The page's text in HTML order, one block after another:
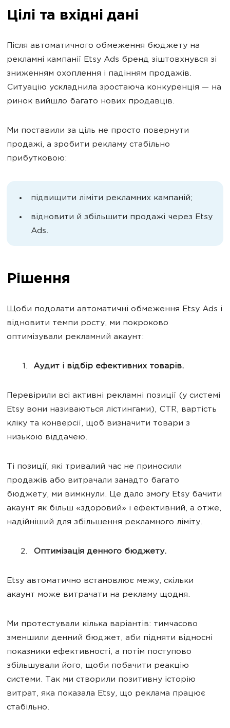
Цілі та вхідні дані
Після автоматичного обмеження бюджету на
рекламні кампанії Etsy Ads бренд зіштовхнувся зі
зниженням охоплення і падінням продажів.
Ситуацію ускладнила зростаюча конкуренція — на
ринок вийшло багато нових продавців.
Ми поставили за ціль не просто повернути
продажі, а зробити рекламу стабільно
прибутковою:
підвищити ліміти рекламних кампаній;
відновити й збільшити продажі через Etsy
Ads.
Рішення
Щоби подолати автоматичні обмеження Etsy Ads і
відновити темпи росту, ми покроково
оптимізували рекламний акаунт:
Аудит і відбір ефективних товарів.
Перевірили всі активні рекламні позиції (у системі
Etsy вони називаються лістингами), CTR, вартість
кліку та конверсії, щоб визначити товари з
низькою віддачею.
Ті позиції, які тривалий час не приносили
продажів або витрачали занадто багато
бюджету, ми вимкнули. Це дало змогу Etsy бачити
акаунт як більш «здоровий» і ефективний, а отже,
надійніший для збільшення рекламного ліміту.
Оптимізація денного бюджету.
Etsy автоматично встановлює межу, скільки
акаунт може витрачати на рекламу щодня.
Ми протестували кілька варіантів: тимчасово
зменшили денний бюджет, аби підняти відносні
показники ефективності, а потім поступово
збільшували його, щоби побачити реакцію
системи. Так ми створили позитивну історію
витрат, яка показала Etsy, що реклама працює
стабільно.